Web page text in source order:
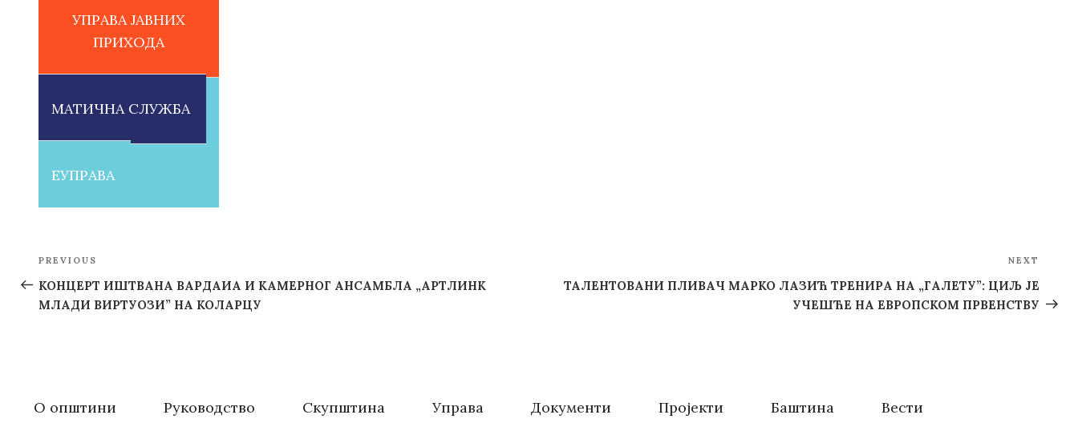
УПРАВА ЈАВНИХ
ПРИХОДА
МАТИЧНА СЛУЖБА
ЕУПРАВА
Post
navigation
Previous
Post
PREVIOUS
КОНЦЕРТ ИШТВАНА ВАРДАИА И КАМЕРНОГ АНСАМБЛА „АРТЛИНК
МЛАДИ ВИРТУОЗИ” НА КОЛАРЦУ
NEXT
ТАЛЕНТОВАНИ ПЛИВАЧ МАРКО ЛАЗИЋ ТРЕНИРА НА „ГАЛЕТУ”: ЦИЉ ЈЕ
УЧЕШЋЕ НА ЕВРОПСКОМ ПРВЕНСТВУ
О општини Руководство Скупштина Управа Документи Пројекти Баштина Вести